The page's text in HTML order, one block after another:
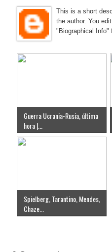
This is a short
the author. You
"Biographical Info"
Guerra Ucrania-Rusia, última
hora |...
Spielberg, Tarantino, Mendes,
Chaze...